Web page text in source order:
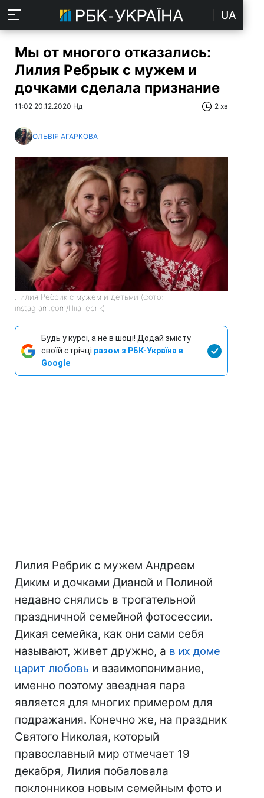
UA
Мы от многого отказались:
Лилия Ребрык с мужем и
дочками сделала признание
11:02 20.12.2020 Нд 2 хв
ОЛЬВІЯ АГАРКОВА
Лилия Ребрик с мужем и детьми (фото:
instagram.com/liliia.rebrik)
Будь у курсі, а не в шоці! Додай змісту
своїй стрічці разом з РБК-Україна в
Google
Лилия Ребрик с мужем Андреем
Диким и дочками Дианой и Полиной
недавно снялись в трогательной
праздничной семейной фотосессии.
Дикая семейка, как они сами себя
называют, живет дружно, а в их доме
царит любовь и взаимопонимание,
именно поэтому звездная пара
является для многих примером для
подражания. Конечно же, на праздник
Святого Николая, который
православный мир отмечает 19
декабря, Лилия побаловала
поклонников новым семейным фото и